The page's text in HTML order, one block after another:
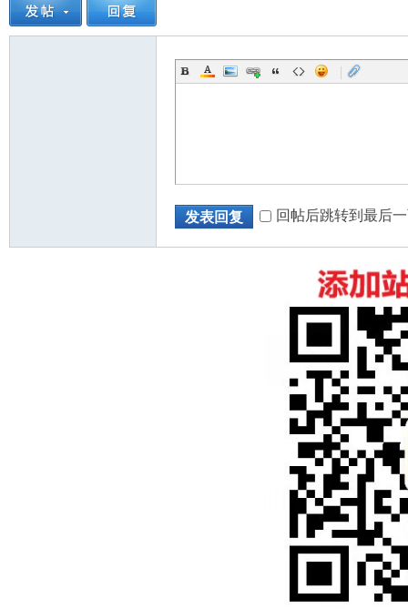
|
发表回复 回帖后跳转到最后